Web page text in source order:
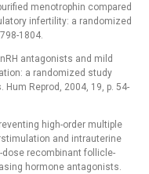
menotrophin compared
infertility: a randomized
1804.
antagonists and mild
a randomized study
Reprod, 2004, 19, p. 54-
high-order multiple
and intrauterine
dose recombinant follicle-
hormone antagonists.